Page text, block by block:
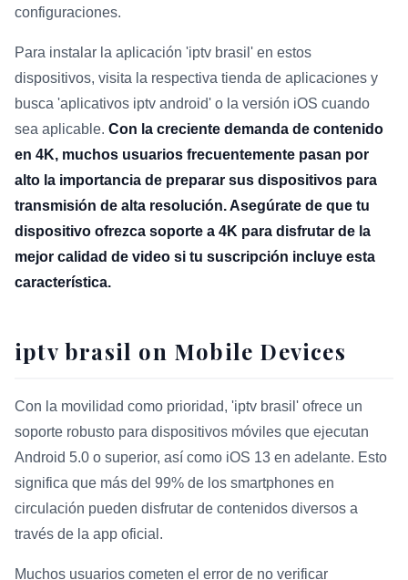
configuraciones.
Para instalar la aplicación 'iptv brasil' en estos
dispositivos, visita la respectiva tienda de aplicaciones y
busca 'aplicativos iptv android' o la versión iOS cuando
sea aplicable. Con la creciente demanda de contenido
en 4K, muchos usuarios frecuentemente pasan por
alto la importancia de preparar sus dispositivos para
transmisión de alta resolución. Asegúrate de que tu
dispositivo ofrezca soporte a 4K para disfrutar de la
mejor calidad de video si tu suscripción incluye esta
característica.
iptv brasil on Mobile Devices
Con la movilidad como prioridad, 'iptv brasil' ofrece un
soporte robusto para dispositivos móviles que ejecutan
Android 5.0 o superior, así como iOS 13 en adelante. Esto
significa que más del 99% de los smartphones en
circulación pueden disfrutar de contenidos diversos a
través de la app oficial.
Muchos usuarios cometen el error de no verificar